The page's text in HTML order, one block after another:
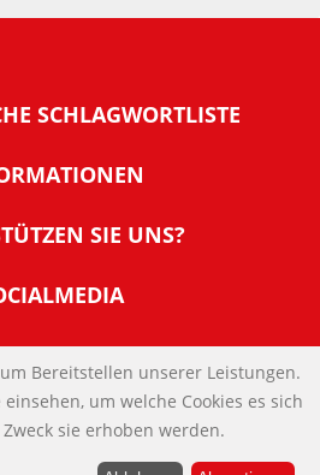
SCHLAGWORTLISTE
NachDenkSeiten
der NachDenkSeiten
E-Mail-Signaturen
Links
Kontakt
SIE UNS?
Fördermitglied
Sie Online
Bereitstellen unserer Leistungen.
um welche Cookies es sich
sie erhoben werden.